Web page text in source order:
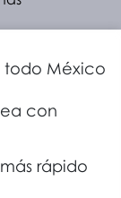
todo México
con
rápido